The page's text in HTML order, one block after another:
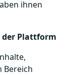
ihnen
Plattform
Bereich